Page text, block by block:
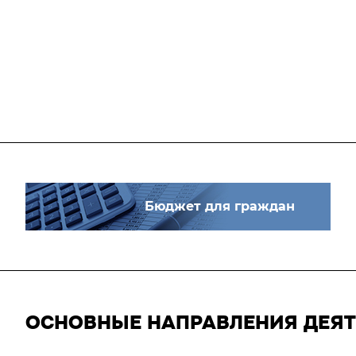
Бюджет для граждан
ОСНОВНЫЕ НАПРАВЛЕНИЯ